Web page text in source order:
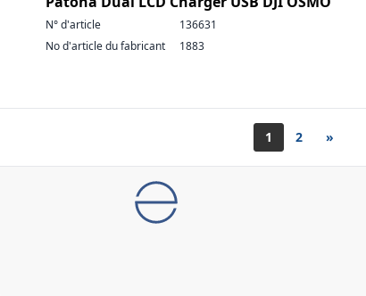
N° d'article
136631
No d'article du fabricant
1883
1 2 »